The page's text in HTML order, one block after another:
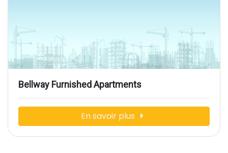
Bellway Furnished Apartments
En savoir plus